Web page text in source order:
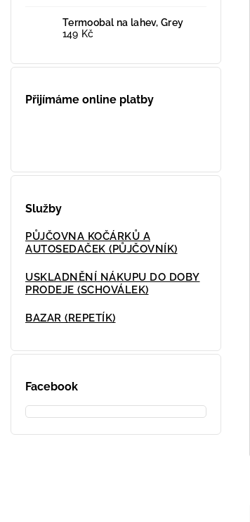
Termoobal na lahev, Grey
149 Kč
Přijímáme online platby
Služby
PŮJČOVNA KOČÁRKŮ A
AUTOSEDAČEK (PŮJČOVNÍK)
USKLADNĚNÍ NÁKUPU DO DOBY
PRODEJE (SCHOVÁLEK)
BAZAR (REPETÍK)
Facebook